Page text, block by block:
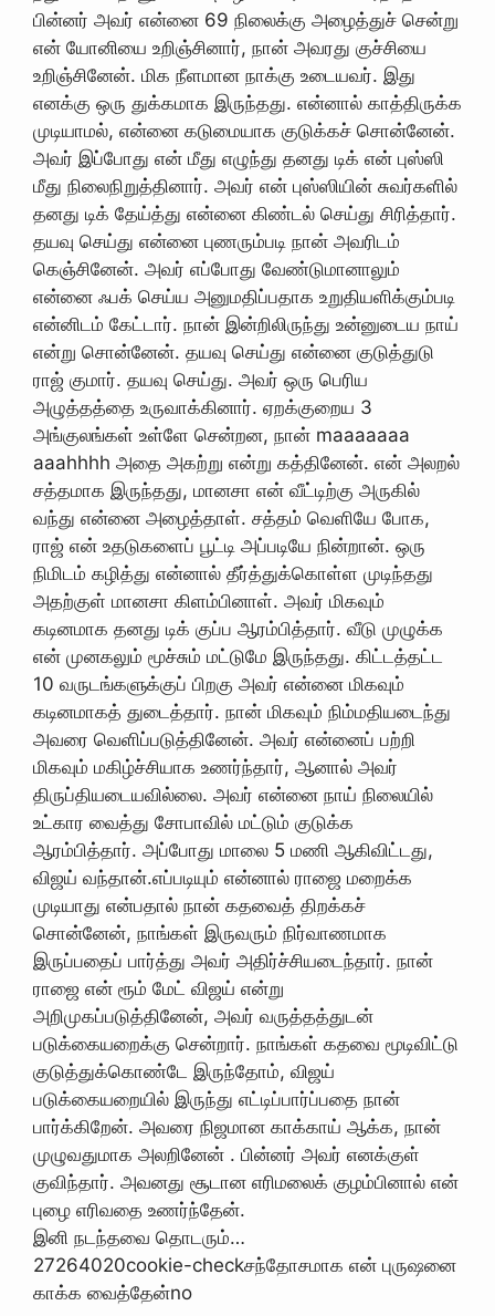
பின்னர் அவர் என்னை 69 நிலைக்கு அழைத்துச் சென்று
என் யோனியை உறிஞ்சினார், நான் அவரது குச்சியை
உறிஞ்சினேன். மிக நீளமான நாக்கு உடையவர். இது
எனக்கு ஒரு துக்கமாக இருந்தது. என்னால் காத்திருக்க
முடியாமல், என்னை கடுமையாக குடுக்கச் சொன்னேன்.
அவர் இப்போது என் மீது எழுந்து தனது டிக் என் புஸ்ஸி
மீது நிலைநிறுத்தினார். அவர் என் புஸ்ஸியின் சுவர்களில்
தனது டிக் தேய்த்து என்னை கிண்டல் செய்து சிரித்தார்.
தயவு செய்து என்னை புணரும்படி நான் அவரிடம்
கெஞ்சினேன். அவர் எப்போது வேண்டுமானாலும்
என்னை ஃபக் செய்ய அனுமதிப்பதாக உறுதியளிக்கும்படி
என்னிடம் கேட்டார். நான் இன்றிலிருந்து உன்னுடைய நாய்
என்று சொன்னேன். தயவு செய்து என்னை குடுத்துடு
ராஜ் குமார். தயவு செய்து. அவர் ஒரு பெரிய
அழுத்தத்தை உருவாக்கினார். ஏறக்குறைய 3
அங்குலங்கள் உள்ளே சென்றன, நான் maaaaaaa
aaahhhh அதை அகற்று என்று கத்தினேன். என் அலறல்
சத்தமாக இருந்தது, மானசா என் வீட்டிற்கு அருகில்
வந்து என்னை அழைத்தாள். சத்தம் வெளியே போக,
ராஜ் என் உதடுகளைப் பூட்டி அப்படியே நின்றான். ஒரு
நிமிடம் கழித்து என்னால் தீர்த்துக்கொள்ள முடிந்தது
அதற்குள் மானசா கிளம்பினாள். அவர் மிகவும்
கடினமாக தனது டிக் குப்ப ஆரம்பித்தார். வீடு முழுக்க
என் முனகலும் மூச்சும் மட்டுமே இருந்தது. கிட்டத்தட்ட
10 வருடங்களுக்குப் பிறகு அவர் என்னை மிகவும்
கடினமாகத் துடைத்தார். நான் மிகவும் நிம்மதியடைந்து
அவரை வெளிப்படுத்தினேன். அவர் என்னைப் பற்றி
மிகவும் மகிழ்ச்சியாக உணர்ந்தார், ஆனால் அவர்
திருப்தியடையவில்லை. அவர் என்னை நாய் நிலையில்
உட்கார வைத்து சோபாவில் மட்டும் குடுக்க
ஆரம்பித்தார். அப்போது மாலை 5 மணி ஆகிவிட்டது,
விஜய் வந்தான்.எப்படியும் என்னால் ராஜை மறைக்க
முடியாது என்பதால் நான் கதவைத் திறக்கச்
சொன்னேன், நாங்கள் இருவரும் நிர்வாணமாக
இருப்பதைப் பார்த்து அவர் அதிர்ச்சியடைந்தார். நான்
ராஜை என் ரூம் மேட் விஜய் என்று
அறிமுகப்படுத்தினேன், அவர் வருத்தத்துடன்
படுக்கையறைக்கு சென்றார். நாங்கள் கதவை மூடிவிட்டு
குடுத்துக்கொண்டே இருந்தோம், விஜய்
படுக்கையறையில் இருந்து எட்டிப்பார்ப்பதை நான்
பார்க்கிறேன். அவரை நிஜமான காக்காய் ஆக்க, நான்
முழுவதுமாக அலறினேன் . பின்னர் அவர் எனக்குள்
குவிந்தார். அவனது சூடான எரிமலைக் குழம்பினால் என்
புழை எரிவதை உணர்ந்தேன்.
இனி நடந்தவை தொடரும்…
27264020cookie-checkசந்தோசமாக என் புருஷனை
காக்க வைத்தேன்no